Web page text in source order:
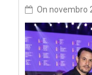
On novembro